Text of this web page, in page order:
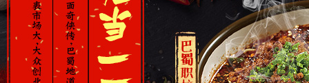
跟“emo”说拜拜！
浓浓端午情，欢乐“粽